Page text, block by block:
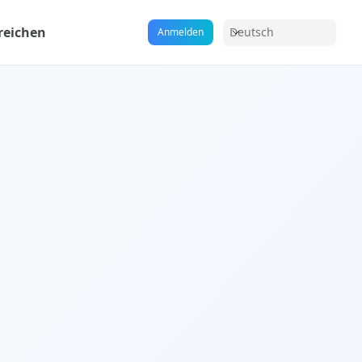
Anmelden Deutsch